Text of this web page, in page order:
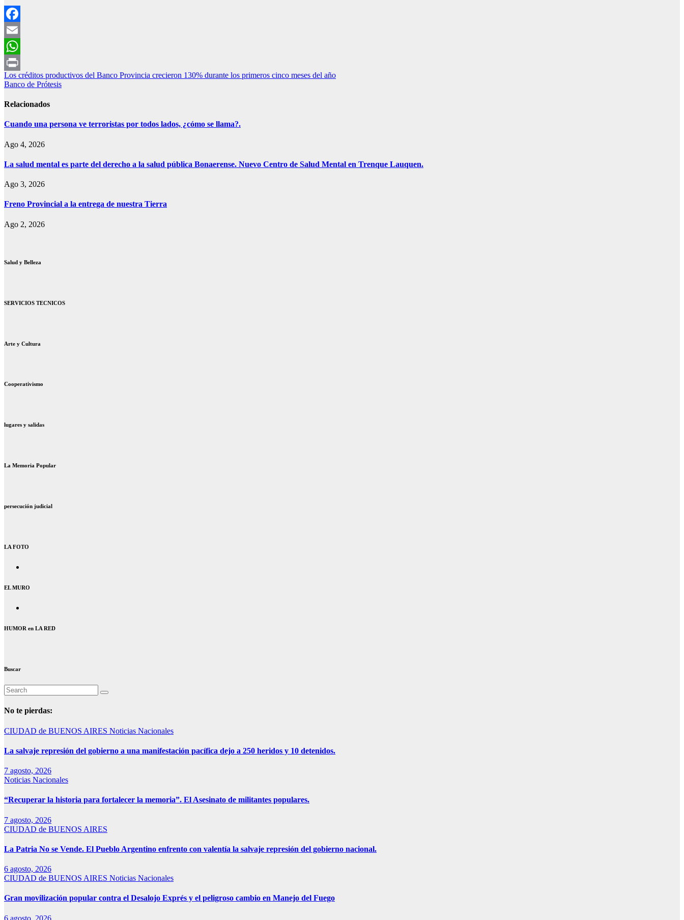
Facebook
Email
WhatsApp
Print
Navegación
de
entradas
Los créditos productivos del Banco Provincia crecieron 130% durante los primeros cinco meses del año
Banco de Prótesis
Relacionados
Cuando una persona ve terroristas por todos lados, ¿cómo se llama?.
Ago 4, 2026
La salud mental es parte del derecho a la salud pública Bonaerense. Nuevo Centro de Salud Mental en Trenque Lauquen.
Ago 3, 2026
Freno Provincial a la entrega de nuestra Tierra
Ago 2, 2026
Salud y Belleza
SERVICIOS TECNICOS
Arte y Cultura
Cooperativismo
lugares y salidas
La Memoria Popular
persecución judicial
LA FOTO
EL MURO
HUMOR en LA RED
Buscar
No te pierdas:
CIUDAD de BUENOS AIRES Noticias Nacionales
La salvaje represión del gobierno a una manifestación pacífica dejo a 250 heridos y 10 detenidos.
7 agosto, 2026
Noticias Nacionales
“Recuperar la historia para fortalecer la memoria”. El Asesinato de militantes populares.
7 agosto, 2026
CIUDAD de BUENOS AIRES
La Patria No se Vende. El Pueblo Argentino enfrento con valentía la salvaje represión del gobierno nacional.
6 agosto, 2026
CIUDAD de BUENOS AIRES Noticias Nacionales
Gran movilización popular contra el Desalojo Exprés y el peligroso cambio en Manejo del Fuego
6 agosto, 2026